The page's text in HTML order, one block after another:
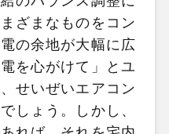
ざまなものをコン
の余地が大幅に広
を心がけて」とユ
せいぜいエアコン
しょう。しかし、